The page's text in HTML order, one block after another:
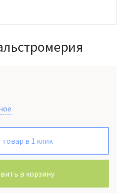
в 1 клик
в корзину